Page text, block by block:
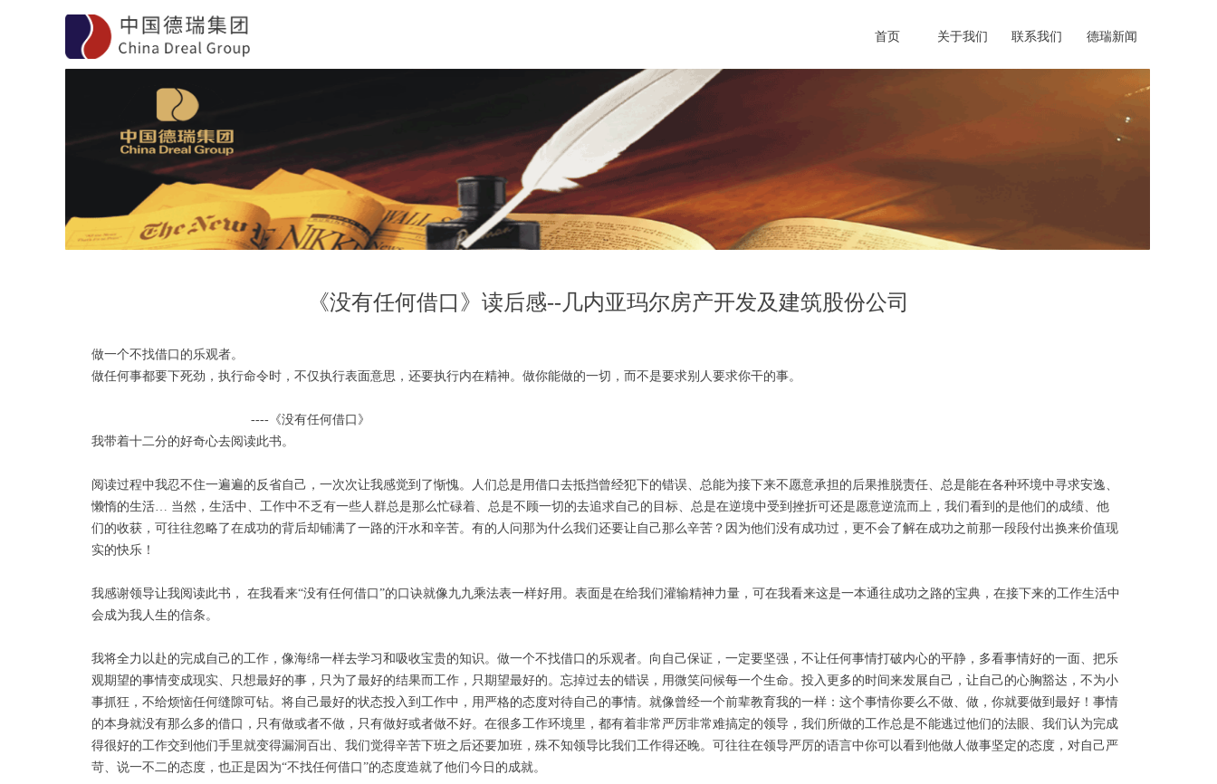
首页 关于我们 联系我们 德瑞新闻
《没有任何借口》读后感--几内亚玛尔房产开发及建筑股份公司
做一个不找借口的乐观者。
做任何事都要下死劲，执行命令时，不仅执行表面意思，还要执行内在精神。做你能做的一切，而不是要求别人要求你干的事。
----《没有任何借口》
我带着十二分的好奇心去阅读此书。
阅读过程中我忍不住一遍遍的反省自己，一次次让我感觉到了惭愧。人们总是用借口去抵挡曾经犯下的错误、总能为接下来不愿意承担的后果推脱责任、总是能在各种环境中寻求安逸、
懒惰的生活… 当然，生活中、工作中不乏有一些人群总是那么忙碌着、总是不顾一切的去追求自己的目标、总是在逆境中受到挫折可还是愿意逆流而上，我们看到的是他们的成绩、他
们的收获，可往往忽略了在成功的背后却铺满了一路的汗水和辛苦。有的人问那为什么我们还要让自己那么辛苦？因为他们没有成功过，更不会了解在成功之前那一段段付出换来价值现
实的快乐！
我感谢领导让我阅读此书， 在我看来“没有任何借口”的口诀就像九九乘法表一样好用。表面是在给我们灌输精神力量，可在我看来这是一本通往成功之路的宝典，在接下来的工作生活中
会成为我人生的信条。
我将全力以赴的完成自己的工作，像海绵一样去学习和吸收宝贵的知识。做一个不找借口的乐观者。向自己保证，一定要坚强，不让任何事情打破内心的平静，多看事情好的一面、把乐
观期望的事情变成现实、只想最好的事，只为了最好的结果而工作，只期望最好的。忘掉过去的错误，用微笑问候每一个生命。投入更多的时间来发展自己，让自己的心胸豁达，不为小
事抓狂，不给烦恼任何缝隙可钻。将自己最好的状态投入到工作中，用严格的态度对待自己的事情。就像曾经一个前辈教育我的一样：这个事情你要么不做、做，你就要做到最好！事情
的本身就没有那么多的借口，只有做或者不做，只有做好或者做不好。在很多工作环境里，都有着非常严厉非常难搞定的领导，我们所做的工作总是不能逃过他们的法眼、我们认为完成
得很好的工作交到他们手里就变得漏洞百出、我们觉得辛苦下班之后还要加班，殊不知领导比我们工作得还晚。可往往在领导严厉的语言中你可以看到他做人做事坚定的态度，对自己严
苛、说一不二的态度，也正是因为“不找任何借口”的态度造就了他们今日的成就。